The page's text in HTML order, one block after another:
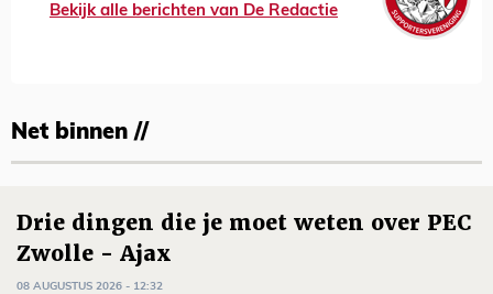
Bekijk alle berichten van De Redactie
Net binnen //
Drie dingen die je moet weten over PEC
Zwolle - Ajax
08 AUGUSTUS 2026 - 12:32